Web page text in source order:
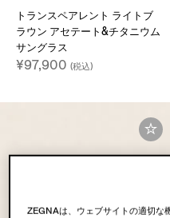
トランスペアレント ライトブ
ラウン アセテート&チタニウム
サングラス
¥97,900 (税込)
ZEGNAは、ウェブサイトの適切な